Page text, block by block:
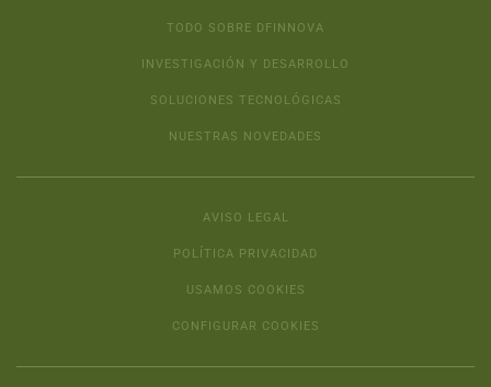
TODO SOBRE DFINNOVA
INVESTIGACIÓN Y DESARROLLO
SOLUCIONES TECNOLÓGICAS
NUESTRAS NOVEDADES
AVISO LEGAL
POLÍTICA PRIVACIDAD
USAMOS COOKIES
CONFIGURAR COOKIES